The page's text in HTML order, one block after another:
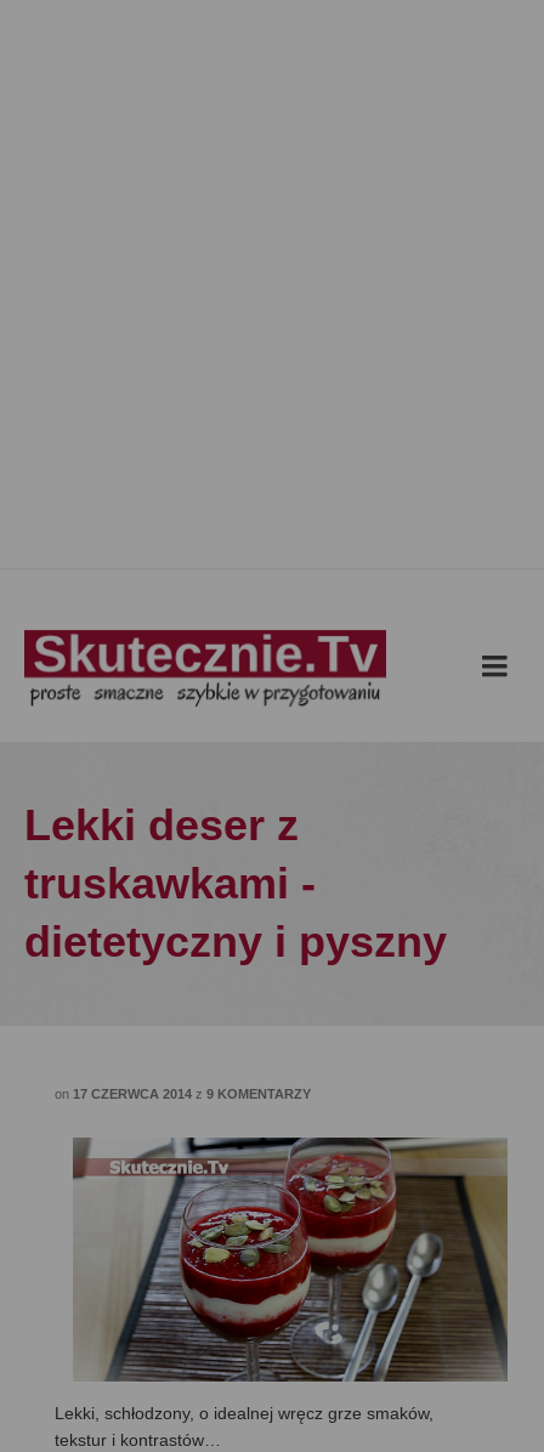
Lekki deser z
truskawkami -
dietetyczny i pyszny
on 17 CZERWCA 2014 z 9 KOMENTARZY
Lekki, schłodzony, o idealnej wręcz grze smaków,
tekstur i kontrastów…